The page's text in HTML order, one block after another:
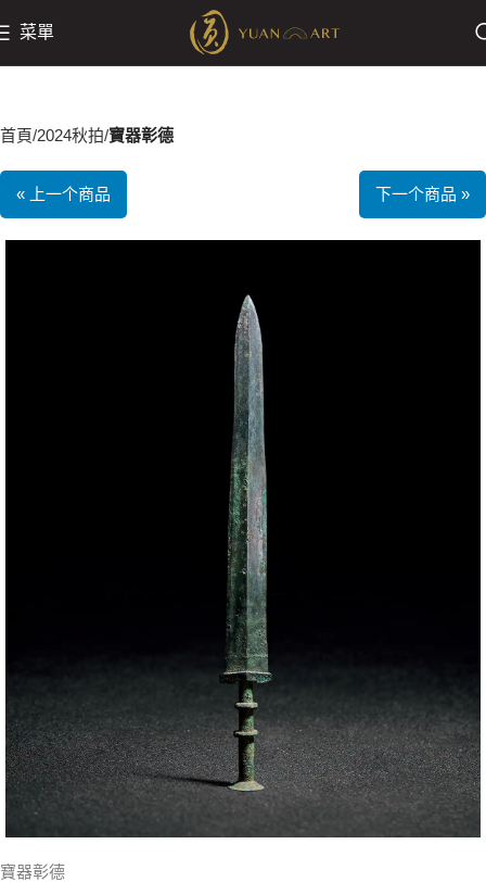
菜單
首頁 2024秋拍 寶器彰德
« 上一个商品 下一个商品 »
寶器彰德